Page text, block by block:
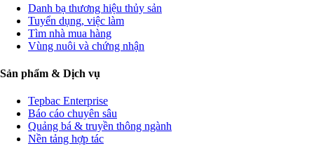
Danh bạ thương hiệu thủy sản
Tuyển dụng, việc làm
Tìm nhà mua hàng
Vùng nuôi và chứng nhận
Sản phẩm & Dịch vụ
Tepbac Enterprise
Báo cáo chuyên sâu
Quảng bá & truyền thông ngành
Nền tảng hợp tác